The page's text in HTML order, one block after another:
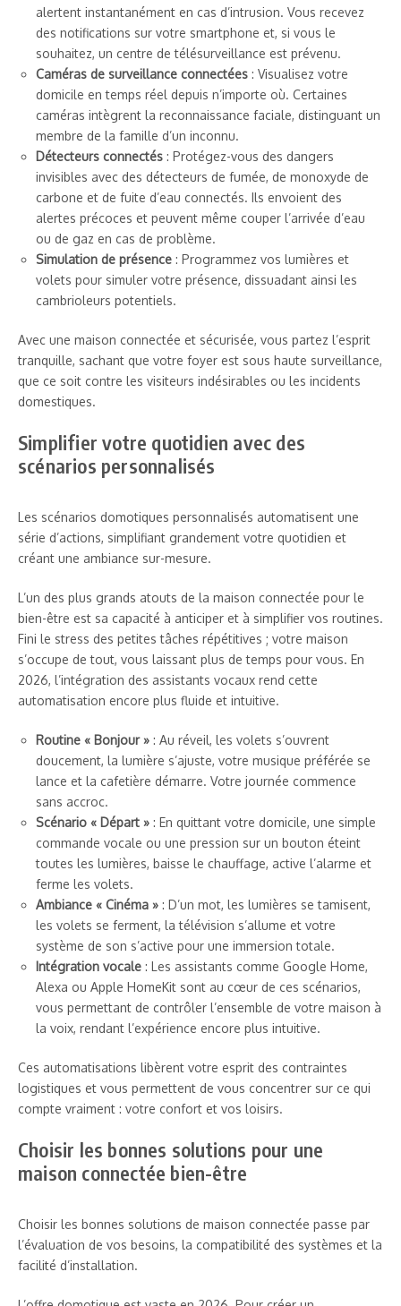
alertent instantanément en cas d’intrusion. Vous recevez
des notifications sur votre smartphone et, si vous le
souhaitez, un centre de télésurveillance est prévenu.
Caméras de surveillance connectées : Visualisez votre
domicile en temps réel depuis n’importe où. Certaines
caméras intègrent la reconnaissance faciale, distinguant un
membre de la famille d’un inconnu.
Détecteurs connectés : Protégez-vous des dangers
invisibles avec des détecteurs de fumée, de monoxyde de
carbone et de fuite d’eau connectés. Ils envoient des
alertes précoces et peuvent même couper l’arrivée d’eau
ou de gaz en cas de problème.
Simulation de présence : Programmez vos lumières et
volets pour simuler votre présence, dissuadant ainsi les
cambrioleurs potentiels.
Avec une maison connectée et sécurisée, vous partez l’esprit
tranquille, sachant que votre foyer est sous haute surveillance,
que ce soit contre les visiteurs indésirables ou les incidents
domestiques.
Simplifier votre quotidien avec des
scénarios personnalisés
Les scénarios domotiques personnalisés automatisent une
série d’actions, simplifiant grandement votre quotidien et
créant une ambiance sur-mesure.
L’un des plus grands atouts de la maison connectée pour le
bien-être est sa capacité à anticiper et à simplifier vos routines.
Fini le stress des petites tâches répétitives ; votre maison
s’occupe de tout, vous laissant plus de temps pour vous. En
2026, l’intégration des assistants vocaux rend cette
automatisation encore plus fluide et intuitive.
Routine « Bonjour » : Au réveil, les volets s’ouvrent
doucement, la lumière s’ajuste, votre musique préférée se
lance et la cafetière démarre. Votre journée commence
sans accroc.
Scénario « Départ » : En quittant votre domicile, une simple
commande vocale ou une pression sur un bouton éteint
toutes les lumières, baisse le chauffage, active l’alarme et
ferme les volets.
Ambiance « Cinéma » : D’un mot, les lumières se tamisent,
les volets se ferment, la télévision s’allume et votre
système de son s’active pour une immersion totale.
Intégration vocale : Les assistants comme Google Home,
Alexa ou Apple HomeKit sont au cœur de ces scénarios,
vous permettant de contrôler l’ensemble de votre maison à
la voix, rendant l’expérience encore plus intuitive.
Ces automatisations libèrent votre esprit des contraintes
logistiques et vous permettent de vous concentrer sur ce qui
compte vraiment : votre confort et vos loisirs.
Choisir les bonnes solutions pour une
maison connectée bien-être
Choisir les bonnes solutions de maison connectée passe par
l’évaluation de vos besoins, la compatibilité des systèmes et la
facilité d’installation.